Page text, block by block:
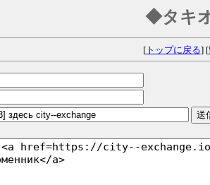
◆タキ
[トップに戻る] [